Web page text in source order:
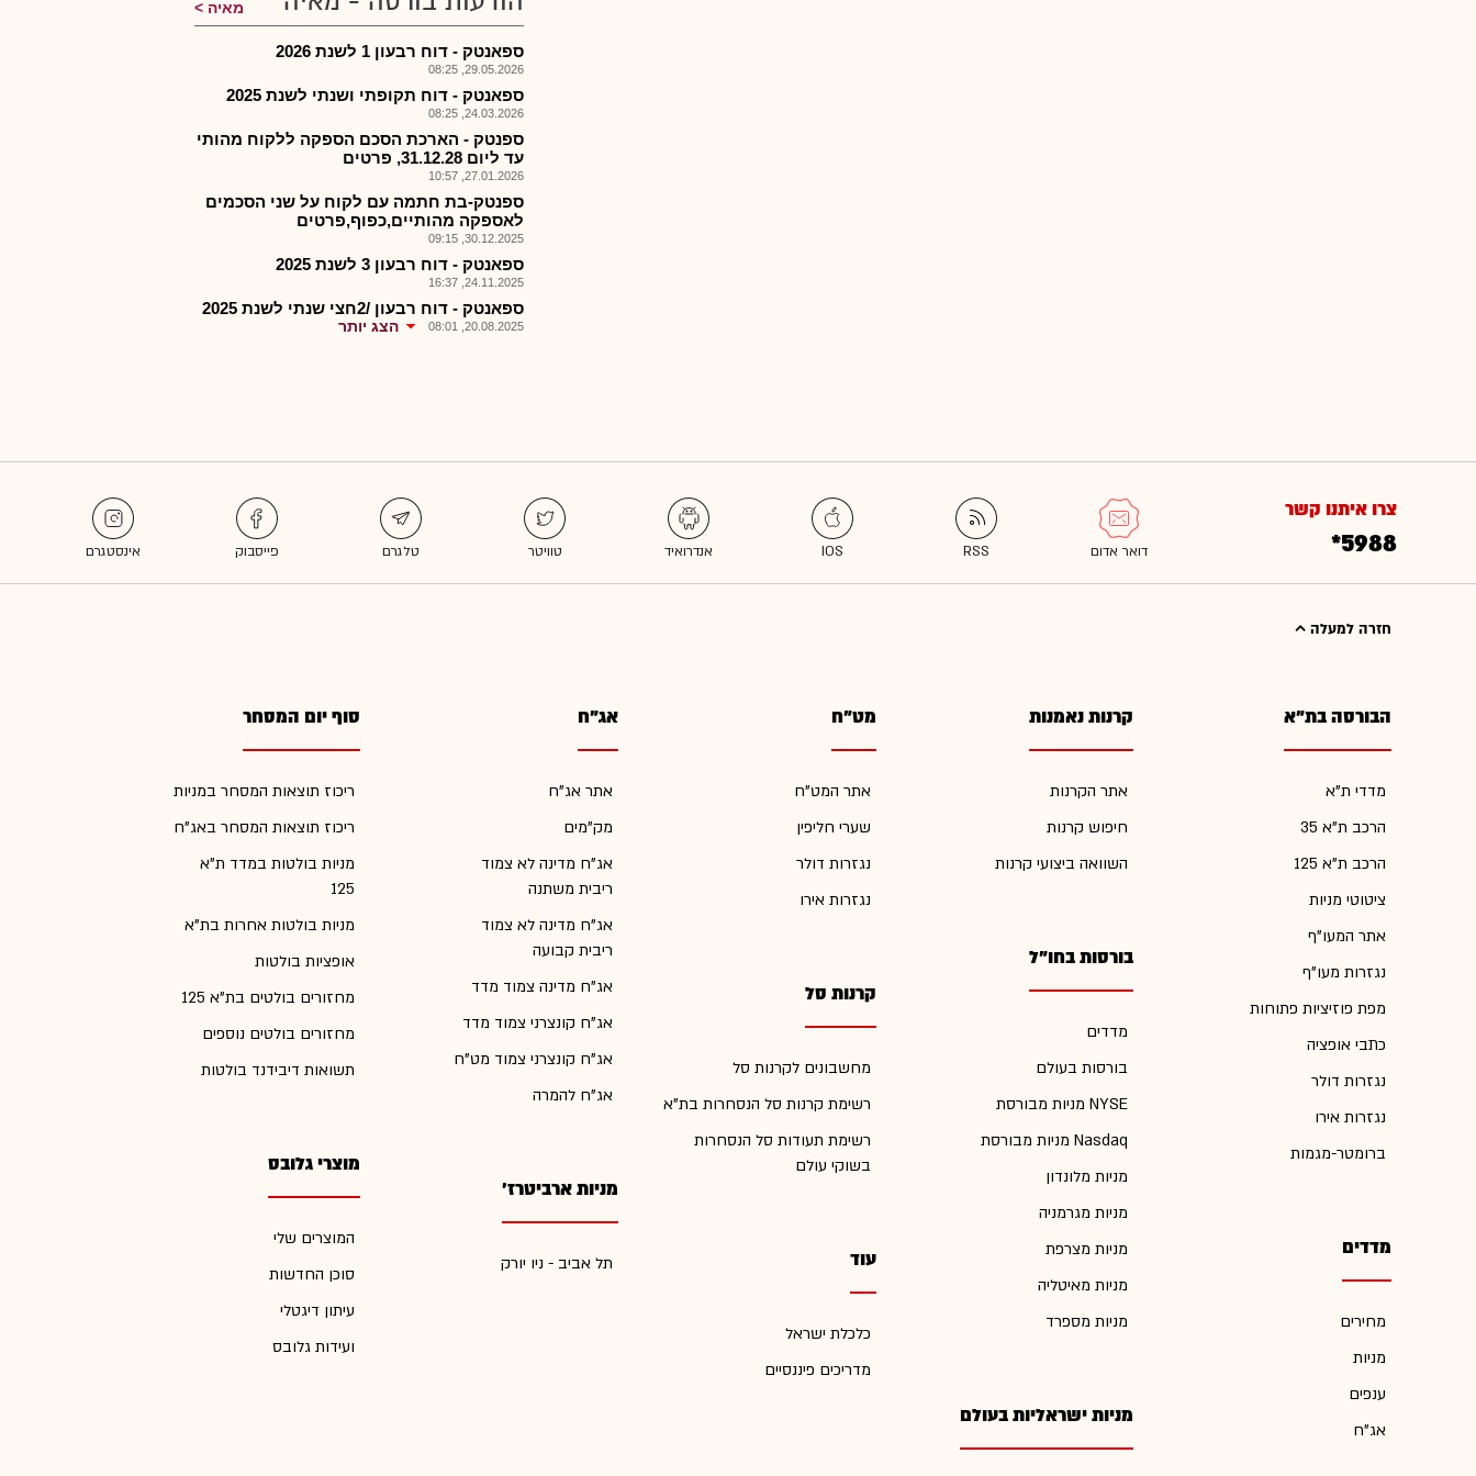
מאיה
ספאנטק - דוח רבעון 1 לשנת 2026
29.05.2026, 08:25
ספאנטק - דוח תקופתי ושנתי לשנת 2025
24.03.2026, 08:25
ספנטק - הארכת הסכם הספקה ללקוח מהותי
עד ליום 31.12.28, פרטים
27.01.2026, 10:57
ספנטק-בת חתמה עם לקוח על שני הסכמים
לאספקה מהותיים,כפוף,פרטים
30.12.2025, 09:15
ספאנטק - דוח רבעון 3 לשנת 2025
24.11.2025, 16:37
ספאנטק - דוח רבעון /2חצי שנתי לשנת 2025
20.08.2025, 08:01 הצג יותר
צרו איתנו קשר
*5988
חזרה למעלה
הבורסה בת"א
מדדי ת"א
הרכב ת"א 35
הרכב ת"א 125
ציטוטי מניות
אתר המעו"ף
נגזרות מעו"ף
מפת פוזיציות פתוחות
כתבי אופציה
נגזרות דולר
נגזרות אירו
ברומטר-מגמות
מדדים
מחירים
מניות
ענפים
אג"ח
קרנות נאמנות
אתר הקרנות
חיפוש קרנות
השוואה ביצועי קרנות
בורסות בחו"ל
מדדים
בורסות בעולם
מניות מבורסת NYSE
מניות מבורסת Nasdaq
מניות מלונדון
מניות מגרמניה
מניות מצרפת
מניות מאיטליה
מניות מספרד
מניות ישראליות בעולם
מט"ח
אתר המט"ח
שערי חליפין
נגזרות דולר
נגזרות אירו
קרנות סל
מחשבונים לקרנות סל
רשימת קרנות סל הנסחרות בת"א
רשימת תעודות סל הנסחרות
בשוקי עולם
עוד
כלכלת ישראל
מדריכים פיננסיים
אג"ח
אתר אג"ח
מק"מים
אג"ח מדינה לא צמוד
ריבית משתנה
אג"ח מדינה לא צמוד
ריבית קבועה
אג"ח מדינה צמוד מדד
אג"ח קונצרני צמוד מדד
אג"ח קונצרני צמוד מט"ח
אג"ח להמרה
מניות ארביטרז'
תל אביב - ניו יורק
סוף יום המסחר
ריכוז תוצאות המסחר במניות
ריכוז תוצאות המסחר באג"ח
מניות בולטות במדד ת"א
125
מניות בולטות אחרות בת"א
אופציות בולטות
מחזורים בולטים בת"א 125
מחזורים בולטים נוספים
תשואות דיבידנד בולטות
מוצרי גלובס
המוצרים שלי
סוכן החדשות
עיתון דיגטלי
ועידות גלובס